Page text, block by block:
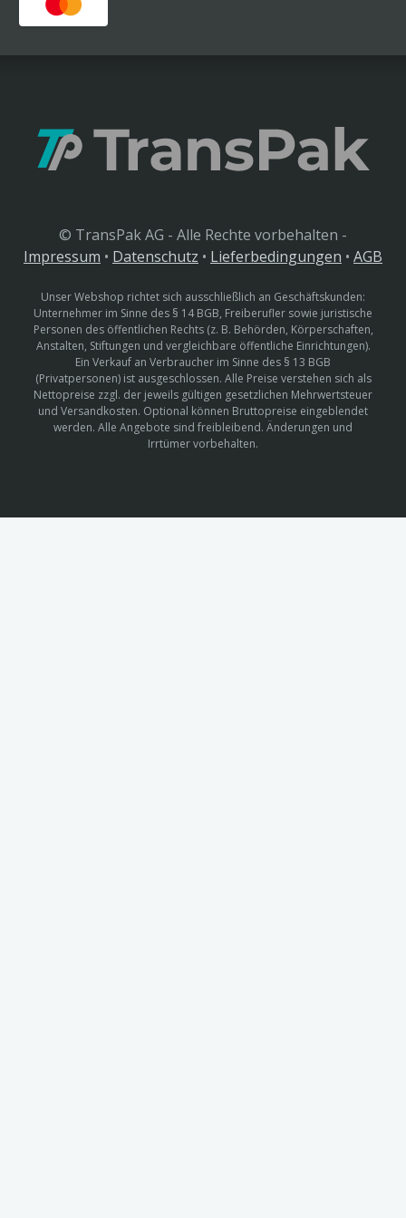
© TransPak AG - Alle Rechte vorbehalten -
Impressum • Datenschutz • Lieferbedingungen • AGB
Unser Webshop richtet sich ausschließlich an Geschäftskunden:
Unternehmer im Sinne des § 14 BGB, Freiberufler sowie juristische
Personen des öffentlichen Rechts (z. B. Behörden, Körperschaften,
Anstalten, Stiftungen und vergleichbare öffentliche Einrichtungen).
Ein Verkauf an Verbraucher im Sinne des § 13 BGB
(Privatpersonen) ist ausgeschlossen. Alle Preise verstehen sich als
Nettopreise zzgl. der jeweils gültigen gesetzlichen Mehrwertsteuer
und Versandkosten. Optional können Bruttopreise eingeblendet
werden. Alle Angebote sind freibleibend. Änderungen und
Irrtümer vorbehalten.